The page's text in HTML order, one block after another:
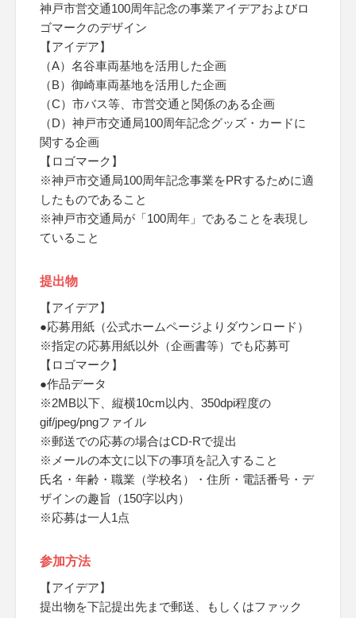
神戸市営交通100周年記念の事業アイデアおよびロ
ゴマークのデザイン
【アイデア】
（A）名谷車両基地を活用した企画
（B）御崎車両基地を活用した企画
（C）市バス等、市営交通と関係のある企画
（D）神戸市交通局100周年記念グッズ・カードに
関する企画
【ロゴマーク】
※神戸市交通局100周年記念事業をPRするために適
したものであること
※神戸市交通局が「100周年」であることを表現し
ていること
提出物
【アイデア】
●応募用紙（公式ホームページよりダウンロード）
※指定の応募用紙以外（企画書等）でも応募可
【ロゴマーク】
●作品データ
※2MB以下、縦横10cm以内、350dpi程度の
gif/jpeg/pngファイル
※郵送での応募の場合はCD-Rで提出
※メールの本文に以下の事項を記入すること
氏名・年齢・職業（学校名）・住所・電話番号・デ
ザインの趣旨（150字以内）
※応募は一人1点
参加方法
【アイデア】
提出物を下記提出先まで郵送、もしくはファック